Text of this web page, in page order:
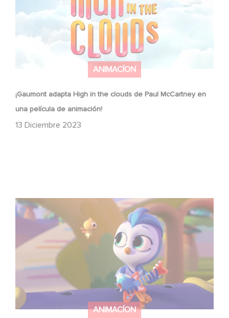
ANIMACÍON
¡Gaumont adapta High in the clouds de Paul McCartney en
una película de animación!
13 Diciembre 2023
ANIMACÍON
Come sing-along with Do, Re & Mi, on Amazon Prime!